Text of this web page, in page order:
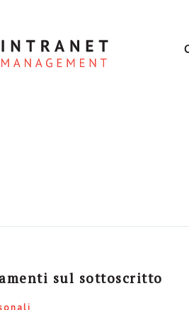
sul sottoscritto